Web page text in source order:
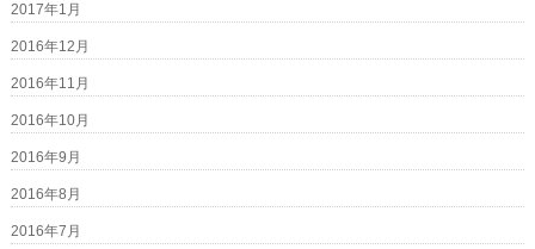
2017年1月
2016年12月
2016年11月
2016年10月
2016年9月
2016年8月
2016年7月